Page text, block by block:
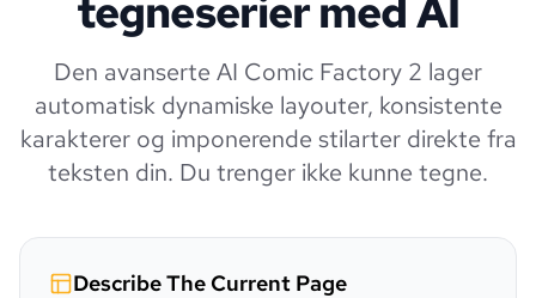
Den avanserte AI Comic Factory 2 lager
automatisk dynamiske layouter, konsistente
karakterer og imponerende stilarter direkte fra
teksten din. Du trenger ikke kunne tegne.
Describe The Current Page